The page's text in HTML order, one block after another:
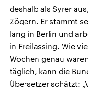
deshalb als Syrer
Zögern. Er stammt
lang in Berlin und
in Freilassing. Wie
Wochen genau
täglich, kann die
Übersetzer schätzt: